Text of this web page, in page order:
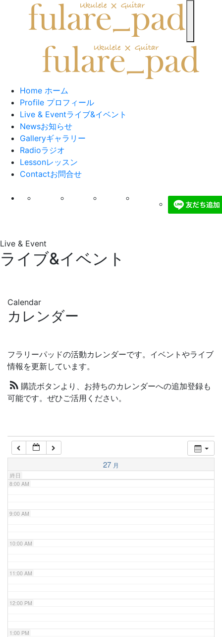
Home ホーム
Profile プロフィール
Live & Eventライブ&イベント
Newsお知らせ
Galleryギャラリー
Radioラジオ
Lessonレッスン
Contactお問合せ
Live & Event
ライブ&イベント
Calendar
カレンダー
フラリーパッドの活動カレンダーです。イベントやライブ
情報を更新しています。
購読ボタンより、お持ちのカレンダーへの追加登録も
可能です。ぜひご活用ください。
27 月
終日
12:00 AM
2:00 AM
4:00 AM
5:00 AM
7:00 AM
8:00 AM
9:00 AM
10:00 AM
11:00 AM
12:00 PM
1:00 PM